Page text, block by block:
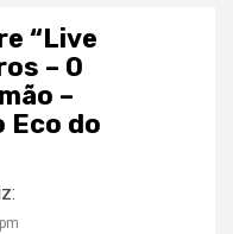
“Live
– O
–
Eco do